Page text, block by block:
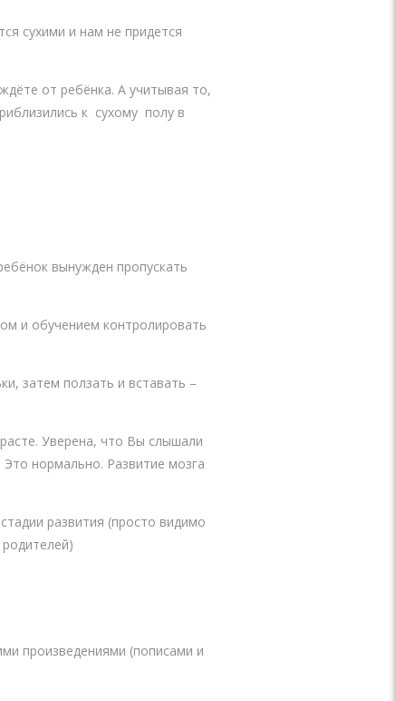
сухими и нам не придется
от ребёнка. А учитывая то,
к сухому полу в
вынужден пропускать
и обучением контролировать
затем ползать и вставать –
Уверена, что Вы слышали
Это нормально. Развитие мозга
развития (просто видимо
произведениями (пописами и